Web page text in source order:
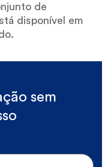
de
disponível em
sem